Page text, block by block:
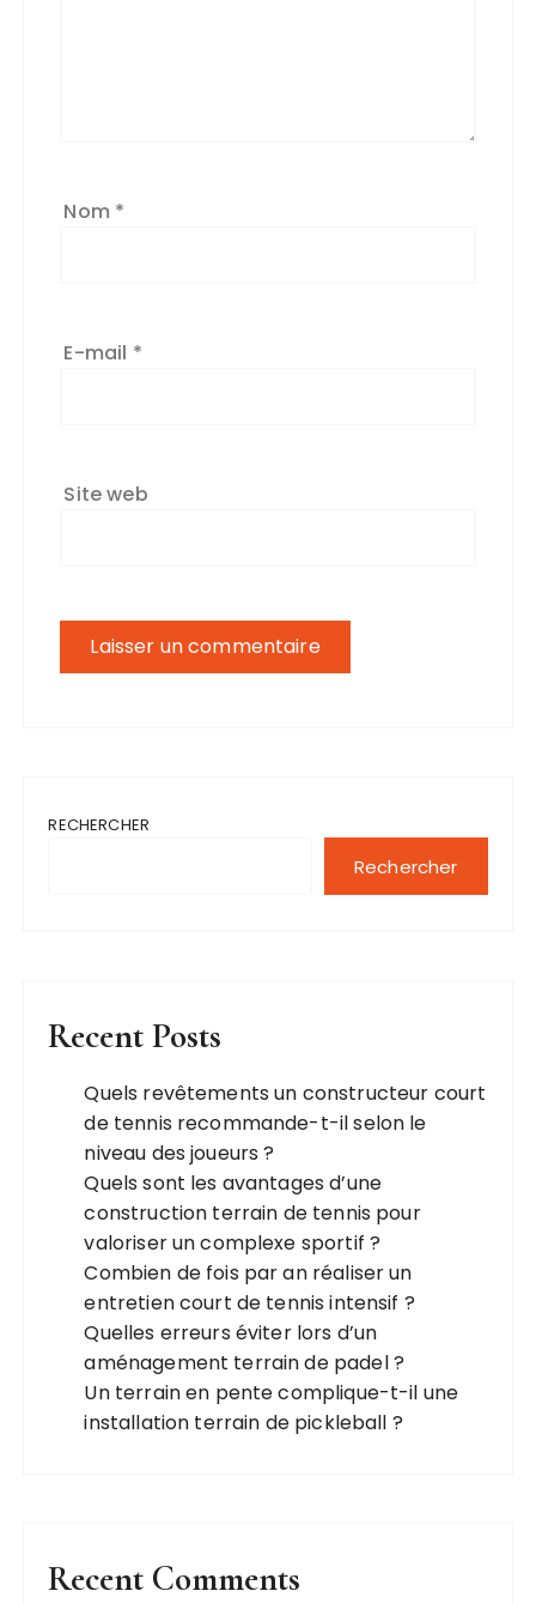
Nom *
E-mail *
Site web
RECHERCHER
Rechercher
Recent Posts
Quels revêtements un constructeur court
de tennis recommande-t-il selon le
niveau des joueurs ?
Quels sont les avantages d’une
construction terrain de tennis pour
valoriser un complexe sportif ?
Combien de fois par an réaliser un
entretien court de tennis intensif ?
Quelles erreurs éviter lors d’un
aménagement terrain de padel ?
Un terrain en pente complique-t-il une
installation terrain de pickleball ?
Recent Comments